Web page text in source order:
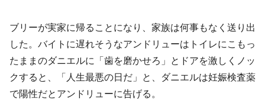
ブリーが実家に帰ることになり、家族は何事もなく送り出
した。バイトに遅れそうなアンドリューはトイレにこもっ
たままのダニエルに「歯を磨かせろ」とドアを激しくノッ
クすると、「人生最悪の日だ」と、ダニエルは妊娠検査薬
で陽性だとアンドリューに告げる。